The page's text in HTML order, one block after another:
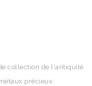
collection de l'antiquité
précieux.